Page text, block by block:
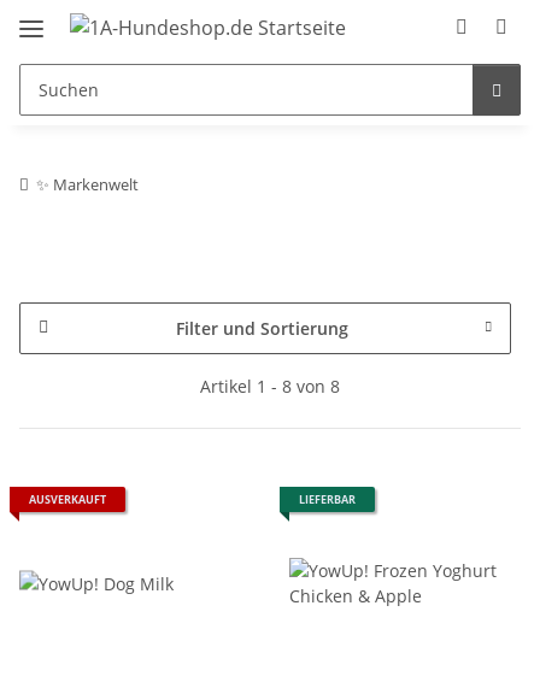
✨ Markenwelt
Filter und Sortierung
Artikel 1 - 8 von 8
AUSVERKAUFT LIEFERBAR